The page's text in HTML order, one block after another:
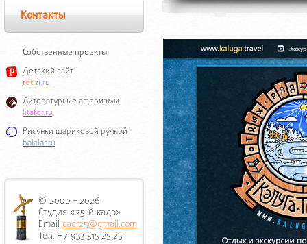
Контакты
Собственные проекты:
Детский сайт
rebzi.ru
Литературные афоризмы
litafor.ru
Рисунки шариковой ручкой
balalar.ru
© 2000 – 2026
Студия «25-й кадр»
Email cadr25@gmail.com
Тел. +7 953 315 25 25